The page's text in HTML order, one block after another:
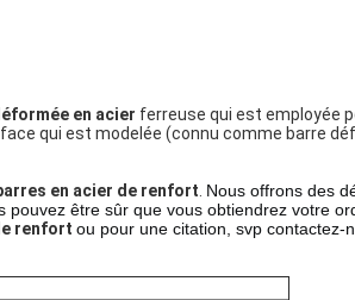
en acier ferreuse qui est employée
qui est modelée (connu comme barre
en acier de renfort Nous offrons des
pouvez être sûr que vous obtiendrez votre
renfort ou pour une citation, svp contactez-